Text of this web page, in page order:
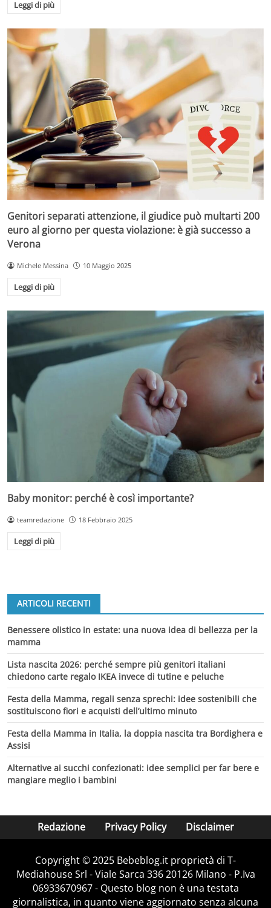
Leggi di più
Genitori separati attenzione, il giudice può multarti 200
euro al giorno per questa violazione: è già successo a
Verona
Michele Messina 10 Maggio 2025
Leggi di più
Baby monitor: perché è così importante?
teamredazione 18 Febbraio 2025
Leggi di più
ARTICOLI RECENTI
Benessere olistico in estate: una nuova idea di bellezza per la
mamma
Lista nascita 2026: perché sempre più genitori italiani
chiedono carte regalo IKEA invece di tutine e peluche
Festa della Mamma, regali senza sprechi: idee sostenibili che
sostituiscono fiori e acquisti dell’ultimo minuto
Festa della Mamma in Italia, la doppia nascita tra Bordighera e
Assisi
Alternative ai succhi confezionati: idee semplici per far bere e
mangiare meglio i bambini
Redazione Privacy Policy Disclaimer
Copyright © 2025 Bebeblog.it proprietà di T-
Mediahouse Srl - Viale Sarca 336 20126 Milano - P.Iva
06933670967 - Questo blog non è una testata
giornalistica, in quanto viene aggiornato senza alcuna